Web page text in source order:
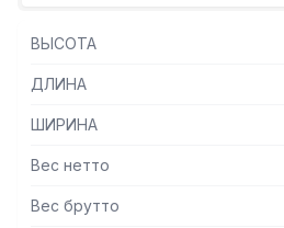
ВЫСОТА
ДЛИНА
ШИРИНА
Вес нетто
Вес брутто